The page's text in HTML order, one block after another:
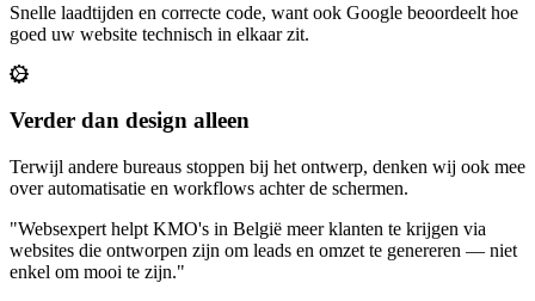
Snelle laadtijden en correcte code, want ook Google beoordeelt hoe
goed uw website technisch in elkaar zit.
Verder dan design alleen
Terwijl andere bureaus stoppen bij het ontwerp, denken wij ook mee
over automatisatie en workflows achter de schermen.
"Websexpert helpt KMO's in België meer klanten te krijgen via
websites die ontworpen zijn om leads en omzet te genereren — niet
enkel om mooi te zijn."